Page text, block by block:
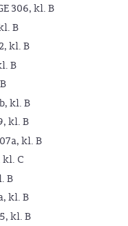
306, kl. B
B
kl. B
B
kl. B
kl. B
kl. B
kl. C
B
kl. B
kl. B